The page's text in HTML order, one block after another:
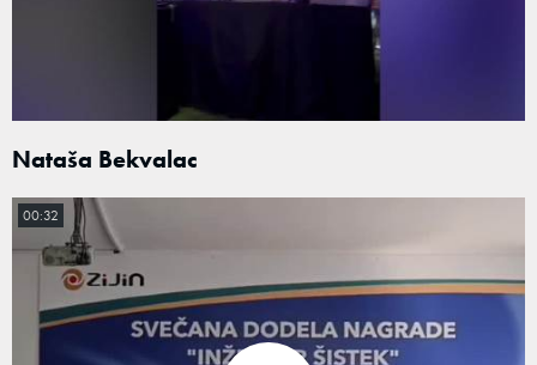
Nataša Bekvalac
00:32